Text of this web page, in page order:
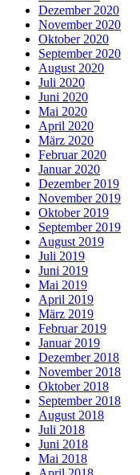
Dezember 2020
November 2020
Oktober 2020
September 2020
August 2020
Juli 2020
Juni 2020
Mai 2020
April 2020
März 2020
Februar 2020
Januar 2020
Dezember 2019
November 2019
Oktober 2019
September 2019
August 2019
Juli 2019
Juni 2019
Mai 2019
April 2019
März 2019
Februar 2019
Januar 2019
Dezember 2018
November 2018
Oktober 2018
September 2018
August 2018
Juli 2018
Juni 2018
Mai 2018